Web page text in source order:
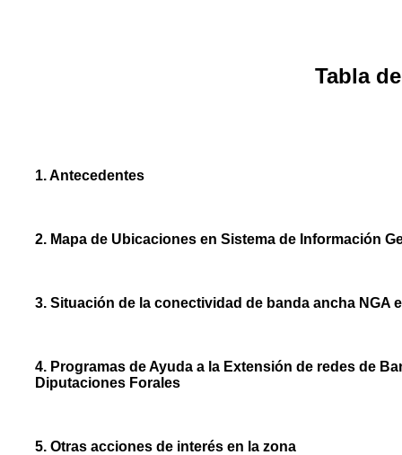
Tabla
1. Antecedentes
2. Mapa de Ubicaciones en Sistema de Información
3. Situación de la conectividad de banda ancha NGA
4. Programas de Ayuda a la Extensión de redes de
Diputaciones Forales
5. Otras acciones de interés en la zona